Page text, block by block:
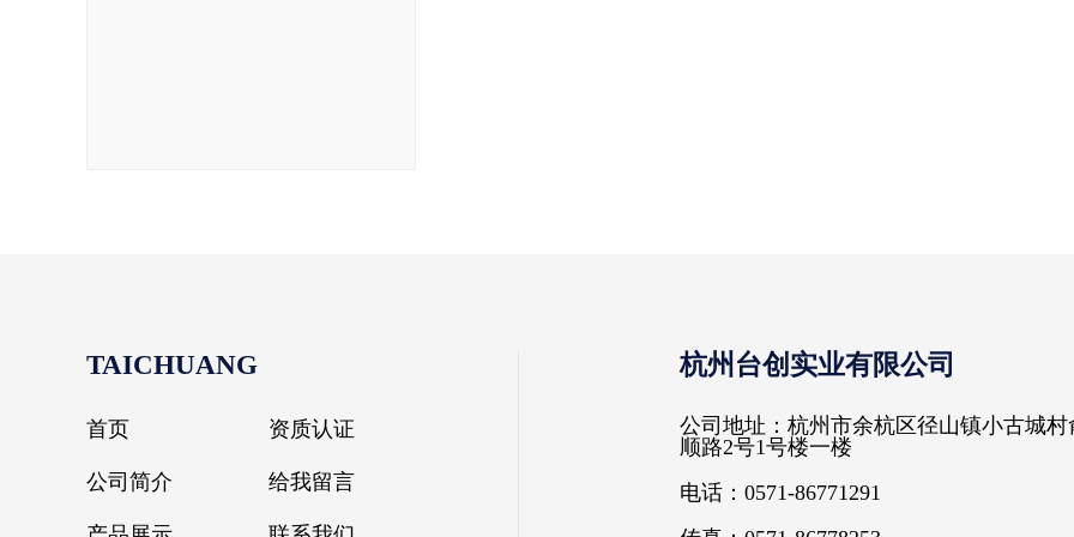
TAICHUANG
首页
公司简介
资质认证
给我留言
杭州台创实业有限公司
公司地址：杭州市余杭区径山镇小古城村
顺路2号1号楼一楼
电话：0571-86771291